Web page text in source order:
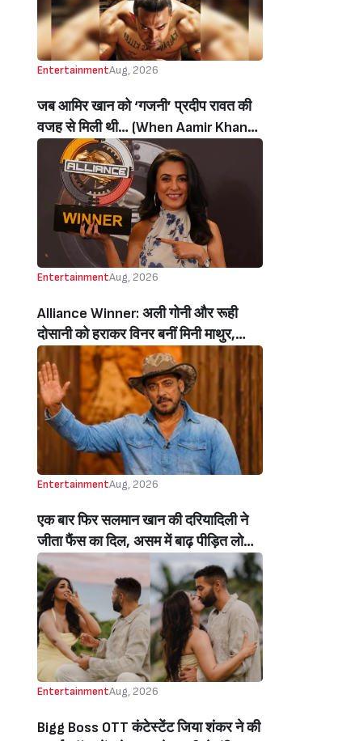
EntertainmentAug, 2026
जब आमिर खान को ‘गजनी’ प्रदीप रावत की
वजह से मिली थी… (When Aamir Khan
Got ‘Ghajini’ Because Of Pradeep
Rawat)
EntertainmentAug, 2026
Alliance Winner: अली गोनी और रूही
दोसानी को हराकर विनर बनीं मिनी माथुर,
इनाम में मिले 50 लाख रुपये और चमचमाती ही
ट्रॉफी (Mini Mathur Lifts Trophy
Beats Aly Goni And Ruhee Dosani)
EntertainmentAug, 2026
एक बार फिर सलमान खान की दरियादिली ने
जीता फैंस का दिल, असम में बाढ़ पीड़ित लोगों
की मदद के लिए सलमान ने मिलाया NGO से
हाथ, बेघर लोगों के लिए बनवाएंगे 500 घर
(Salman Khan In Collaboration With
An NGO Will Builds Homes For 500
Flood Affected People In Assam)
EntertainmentAug, 2026
Bigg Boss OTT कंटेस्टेंट जिया शंकर ने की